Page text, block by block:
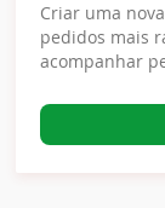
Criar uma
pedidos mais
acompanhar